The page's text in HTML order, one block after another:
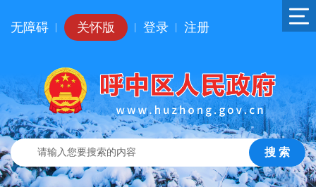
无障碍 关怀版 登录 注册
搜 索